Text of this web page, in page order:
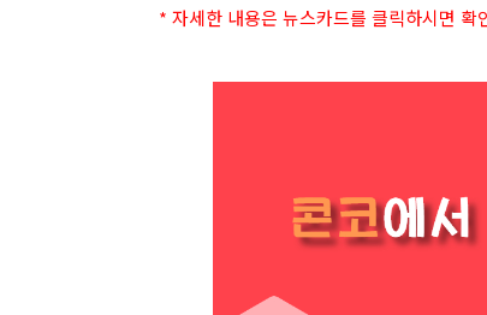
* 자세한 내용은 뉴스카드를 클릭하시면 확